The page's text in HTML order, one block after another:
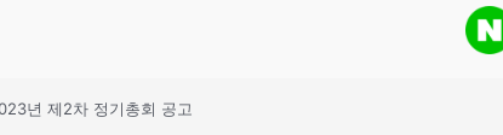
년 제2차 정기총회 공고